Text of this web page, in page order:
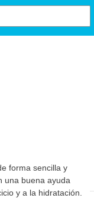
forma sencilla y
una buena ayuda
y a la hidratación.